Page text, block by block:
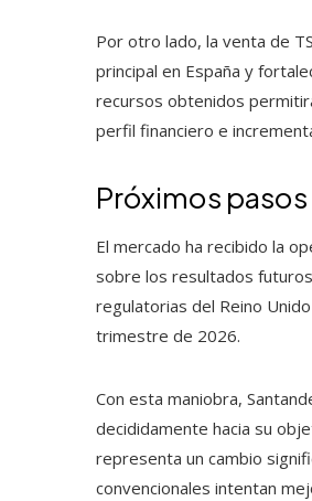
Por otro lado, la venta de
principal en España y
recursos obtenidos
perfil financiero e
Próximos pasos
El mercado ha recibido la
sobre los resultados
regulatorias del Reino
trimestre de 2026.
Con esta maniobra,
decididamente hacia su
representa un cambio
convencionales intentan